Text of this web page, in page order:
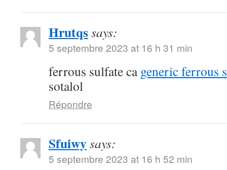
Hrutqssays:
5 septembre 2023 at 16 h 31 min
ferrous sulfate cageneric ferrous
sotalol
Répondre
Sfuiwysays:
5 septembre 2023 at 16 h 52 min